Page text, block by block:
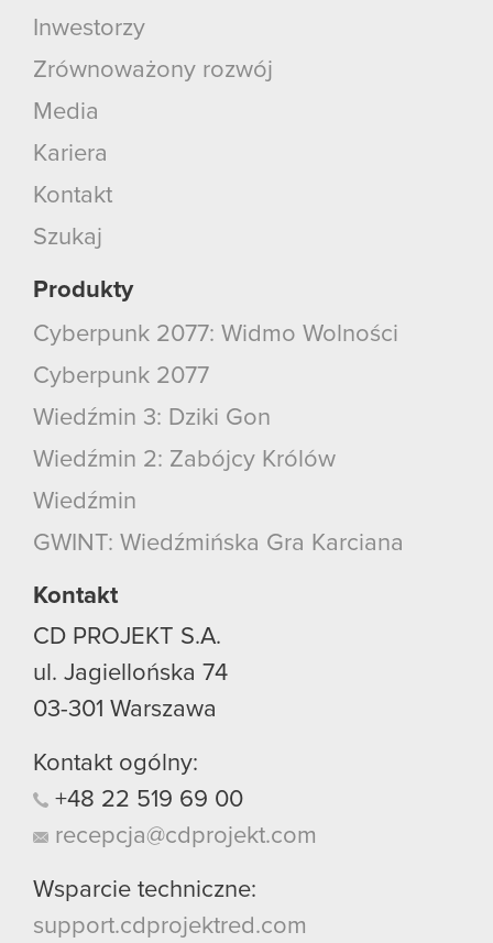
Inwestorzy
Zrównoważony rozwój
Media
Kariera
Kontakt
Szukaj
Produkty
Cyberpunk 2077: Widmo Wolności
Cyberpunk 2077
Wiedźmin 3: Dziki Gon
Wiedźmin 2: Zabójcy Królów
Wiedźmin
GWINT: Wiedźmińska Gra Karciana
Kontakt
CD PROJEKT S.A.
ul. Jagiellońska 74
03-301 Warszawa
Kontakt ogólny:
+48 22 519 69 00
recepcja@cdprojekt.com
Wsparcie techniczne:
support.cdprojektred.com